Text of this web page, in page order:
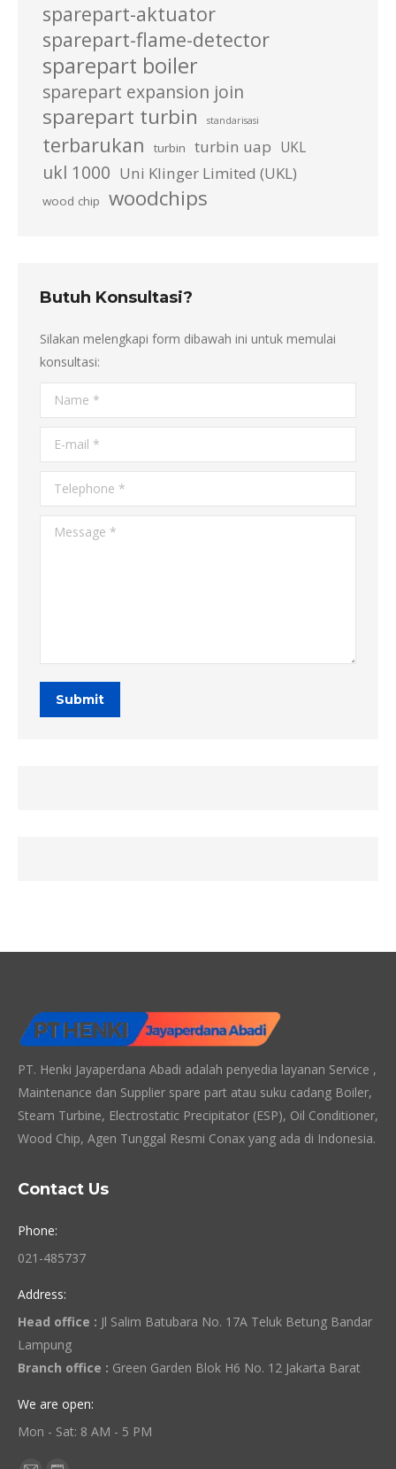
sparepart-aktuator
sparepart-flame-detector
sparepart boiler
sparepart expansion join
sparepart turbin standarisasi
terbarukan turbin turbin uap UKL
ukl 1000 Uni Klinger Limited (UKL)
wood chip woodchips
Butuh Konsultasi?
Silakan melengkapi form dibawah ini untuk memulai
konsultasi:
Name *
E-mail *
Telephone *
Message *
Submit
PT. Henki Jayaperdana Abadi adalah penyedia layanan Service ,
Maintenance dan Supplier spare part atau suku cadang Boiler,
Steam Turbine, Electrostatic Precipitator (ESP), Oil Conditioner,
Wood Chip, Agen Tunggal Resmi Conax yang ada di Indonesia.
Contact Us
Phone:
021-485737
Address:
Head office : Jl Salim Batubara No. 17A Teluk Betung Bandar
Lampung
Branch office : Green Garden Blok H6 No. 12 Jakarta Barat
We are open:
Mon - Sat: 8 AM - 5 PM